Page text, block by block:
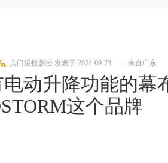
入门级投影控 发表于 2024-09-23 来自广东
动升降功能的幕
这个品牌